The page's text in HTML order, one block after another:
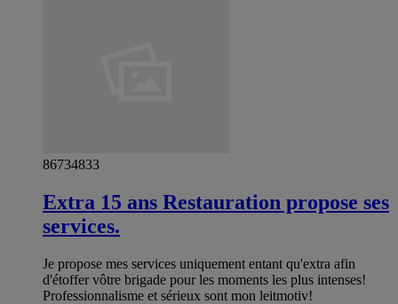
86734833
Extra 15 ans Restauration propose ses
services.
Je propose mes services uniquement entant qu'extra afin
d'étoffer vôtre brigade pour les moments les plus intenses!
Professionnalisme et sérieux sont mon leitmotiv!